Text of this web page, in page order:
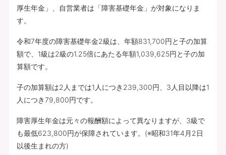
厚生年金」、自営業者は「障害基礎年金」が対象になりま
す。
令和7年度の障害基礎年金2級は、年額831,700円と子の加算
額で、1級は2級の1.25倍にあたる年額1,039,625円と子の加
算額です。
子の加算額は2人までは1人につき239,300円、3人目以降は1
人につき79,800円です。
障害厚生年金は元々の報酬額によって異なりますが、3級で
も最低623,800円が保障されています。(※昭和31年4月2日
以後生まれの方)